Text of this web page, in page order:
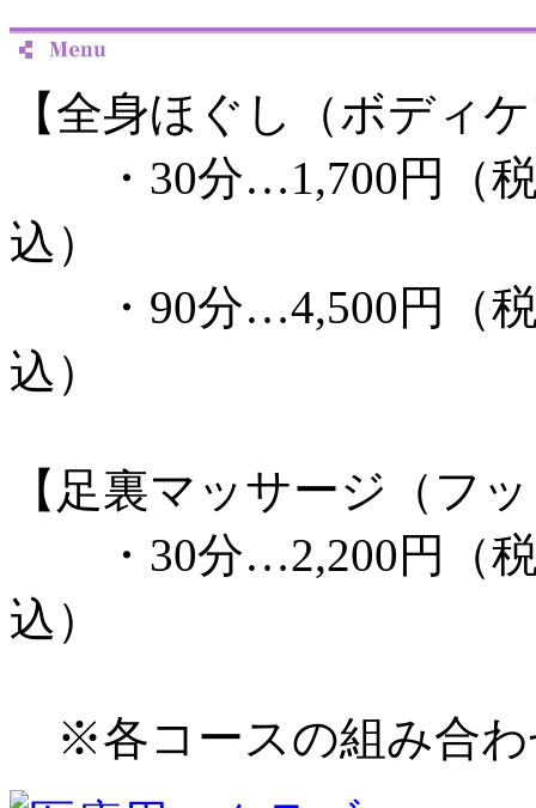
【全身ほぐし（ボディ
・30分…1,700円（
込）
・90分…4,500円（税
込）
【足裏マッサージ（フ
・30分…2,200円（
込）
※各コースの組み合わ